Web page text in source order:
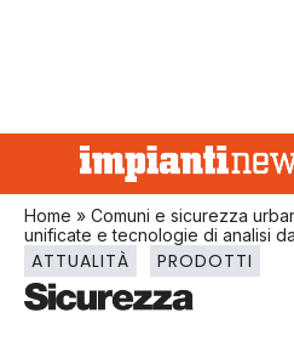
Home » Comuni e sicurezza
unificate e tecnologie di analisi
ATTUALITÀ PRODOTTI